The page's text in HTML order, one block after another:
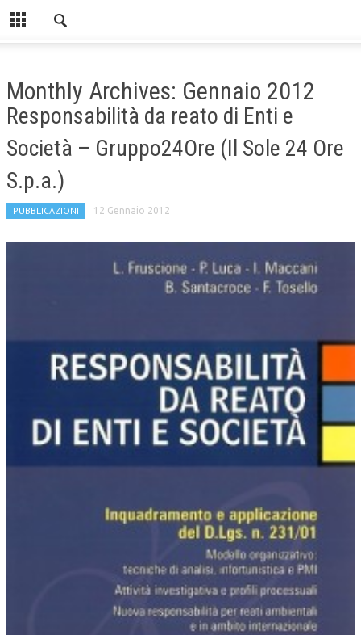
Monthly Archives: Gennaio 2012
Responsabilità da reato di Enti e
Società – Gruppo24Ore (Il Sole 24 Ore
S.p.a.)
PUBBLICAZIONI 12 Gennaio 2012